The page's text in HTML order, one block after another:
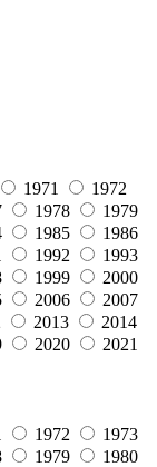
1971
1972
1978
1979
1985
1986
1992
1993
1999
2000
2006
2007
2013
2014
2020 2021
1972
1973
1979
1980